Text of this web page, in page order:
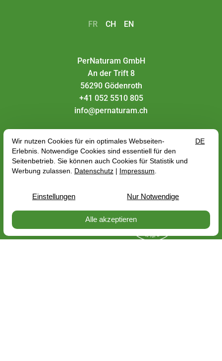
FR CH EN
PerNaturam GmbH
An der Trift 8
56290 Gödenroth
+41 052 5510 805
info@pernaturam.ch
Protection des données
Mentions légales
Frais d'expédition
Conditions Générales de Vente
Droit de rétractation